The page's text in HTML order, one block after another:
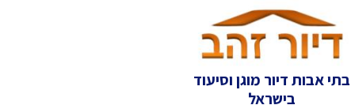
לתוכן
בתי אבות דיור מוגן וסיעוד
בישראל